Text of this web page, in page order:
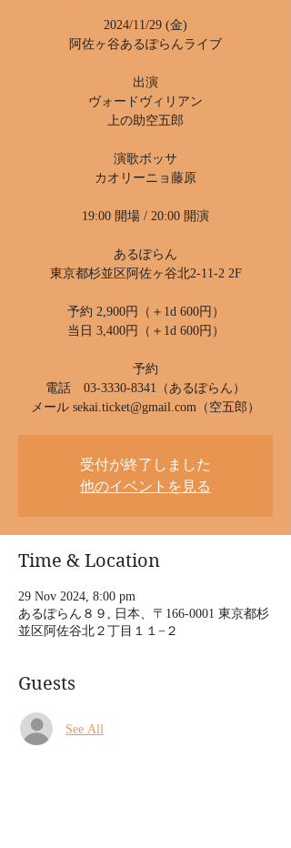
2024/11/29 (金)
阿佐ヶ谷あるぽらんライブ
出演
ヴォードヴィリアン
上の助空五郎
演歌ボッサ
カオリーニョ藤原
19:00 開場 / 20:00 開演
あるぽらん
東京都杉並区阿佐ヶ谷北2-11-2 2F
予約 2,900円（＋1d 600円）
当日 3,400円（＋1d 600円）
予約
電話 03-3330-8341（あるぽらん）
受付が終了しました
他のイベントを見る
Time & Location
29 Nov 2024, 8:00 pm
あるぽらん８９, 日本、〒166-0001 東京都杉
並区阿佐谷北２丁目１１−２
Guests
See All